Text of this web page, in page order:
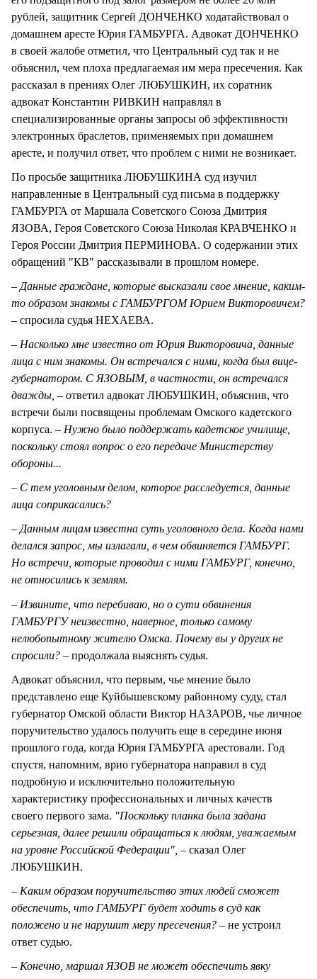
рублей, защитник Сергей ДОНЧЕНКО ходатайствовал о
домашнем аресте Юрия ГАМБУРГА. Адвокат ДОНЧЕНКО
в своей жалобе отметил, что Центральный суд так и не
объяснил, чем плоха предлагаемая им мера пресечения. Как
рассказал в прениях Олег ЛЮБУШКИН, их соратник
адвокат Константин РИВКИН направлял в
специализированные органы запросы об эффективности
электронных браслетов, применяемых при домашнем
аресте, и получил ответ, что проблем с ними не возникает.
По просьбе защитника ЛЮБУШКИНА суд изучил
направленные в Центральный суд письма в поддержку
ГАМБУРГА от Маршала Советского Союза Дмитрия
ЯЗОВА, Героя Советского Союза Николая КРАВЧЕНКО и
Героя России Дмитрия ПЕРМИНОВА. О содержании этих
обращений "КВ" рассказывали в прошлом номере.
– Данные граждане, которые высказали свое мнение, каким-
то образом знакомы с ГАМБУРГОМ Юрием Викторовичем?
– спросила судья НЕХАЕВА.
– Насколько мне известно от Юрия Викторовича, данные
лица с ним знакомы. Он встречался с ними, когда был вице-
губернатором. С ЯЗОВЫМ, в частности, он встречался
дважды, – ответил адвокат ЛЮБУШКИН, объяснив, что
встречи были посвящены проблемам Омского кадетского
корпуса. – Нужно было поддержать кадетское училище,
поскольку стоял вопрос о его передаче Министерству
обороны...
– С тем уголовным делом, которое расследуется, данные
лица соприкасались?
– Данным лицам известна суть уголовного дела. Когда нами
делался запрос, мы излагали, в чем обвиняется ГАМБУРГ.
Но встречи, которые проводил с ними ГАМБУРГ, конечно,
не относились к землям.
– Извините, что перебиваю, но о сути обвинения
ГАМБУРГУ неизвестно, наверное, только самому
нелюбопытному жителю Омска. Почему вы у других не
спросили? – продолжала выяснять судья.
Адвокат объяснил, что первым, чье мнение было
представлено еще Куйбышевскому районному суду, стал
губернатор Омской области Виктор НАЗАРОВ, чье личное
поручительство удалось получить еще в середине июня
прошлого года, когда Юрия ГАМБУРГА арестовали. Год
спустя, напомним, врио губернатора направил в суд
подробную и исключительно положительную
характеристику профессиональных и личных качеств
своего первого зама. "Поскольку планка была задана
серьезная, далее решили обращаться к людям, уважаемым
на уровне Российской Федерации", – сказал Олег
ЛЮБУШКИН.
– Каким образом поручительство этих людей сможет
обеспечить, что ГАМБУРГ будет ходить в суд как
положено и не нарушит меру пресечения? – не устроил
ответ судью.
– Конечно, маршал ЯЗОВ не может обеспечить явку